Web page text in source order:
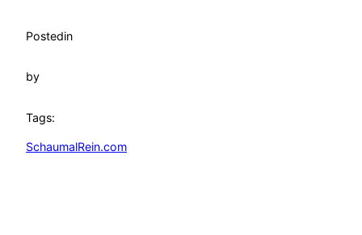
Postedin
by
Tags:
SchaumalRein.com